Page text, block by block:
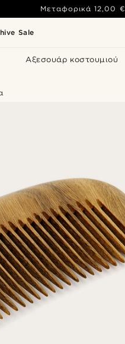
Sale
Αξεσουάρ κοστουμιού
Μεταφορικά 12,00 €